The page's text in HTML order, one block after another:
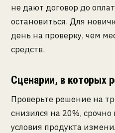
не дают договор до
остановиться. Для
день на проверку, чем
средств.
Сценарии, в которых
Проверьте решение на
снизился на 20%,
условия продукта